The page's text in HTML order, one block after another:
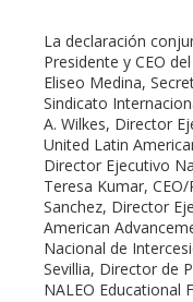
La declaración
Presidente y CEO
Eliseo Medina,
Sindicato
A. Wilkes, Director
United Latin
Director Ejecutivo
Teresa Kumar,
Sanchez, Director
American
Nacional de
Sevillia, Director de
NALEO Educational